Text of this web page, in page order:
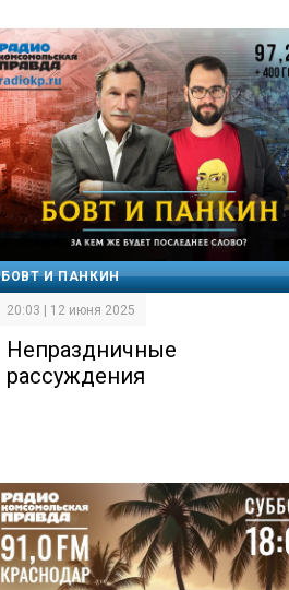
БОВТ И ПАНКИН
20:03 | 12 июня 2025
Непраздничные
рассуждения